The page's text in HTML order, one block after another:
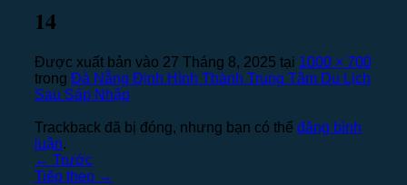
14
Được xuất bản vào 27 Tháng 8, 2025 tại 1000 × 700
trong Đà Nẵng Định Hình Thành Trung Tâm Du Lịch
Sau Sáp Nhập
Trackback đã bị đóng, nhưng bạn có thể đăng bình
luận.
← Trước
Tiếp theo →